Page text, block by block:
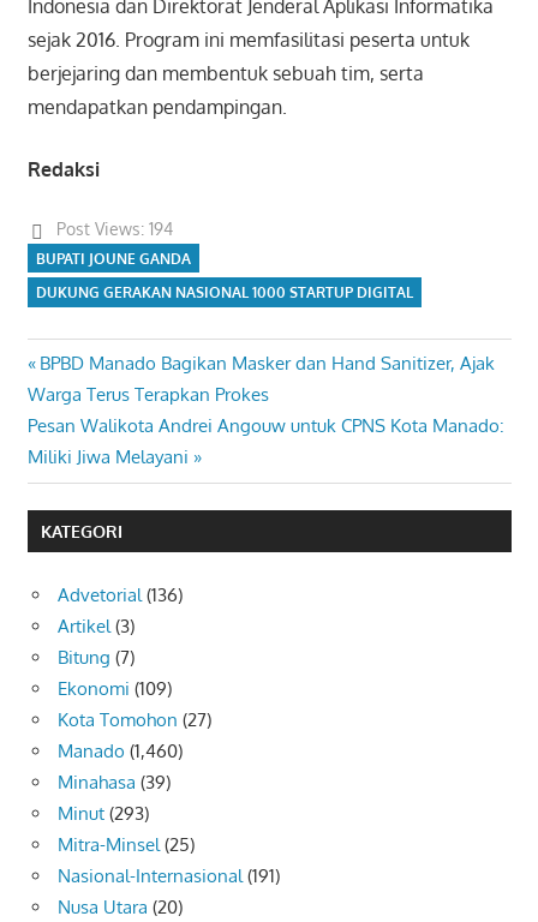
Indonesia dan Direktorat Jenderal Aplikasi Informatika
sejak 2016. Program ini memfasilitasi peserta untuk
berjejaring dan membentuk sebuah tim, serta
mendapatkan pendampingan.
Redaksi
Post Views: 194
BUPATI JOUNE GANDA
DUKUNG GERAKAN NASIONAL 1000 STARTUP DIGITAL
Navigasi
pos
Previous
Post:
BPBD Manado Bagikan Masker dan Hand Sanitizer, Ajak
Warga Terus Terapkan Prokes
Next
Post:
Pesan Walikota Andrei Angouw untuk CPNS Kota Manado:
Miliki Jiwa Melayani
KATEGORI
Advetorial(136)
Artikel(3)
Bitung (7)
Ekonomi (109)
Kota Tomohon (27)
Manado (1,460)
Minahasa (39)
Minut (293)
Mitra-Minsel(25)
Nasional-Internasional(191)
Nusa Utara (20)